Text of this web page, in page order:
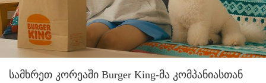
სამხრეთ კორეაში Burger King-მა კომპანიასთან